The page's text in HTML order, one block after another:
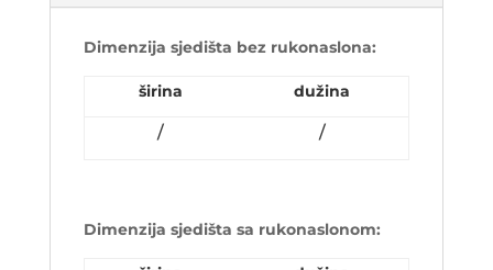
Dimenzija sjedišta bez rukonaslona:
širina dužina
/ /
Dimenzija sjedišta sa rukonaslonom: